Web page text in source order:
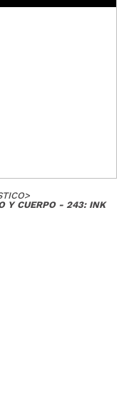
>
Y CUERPO - 243: INK